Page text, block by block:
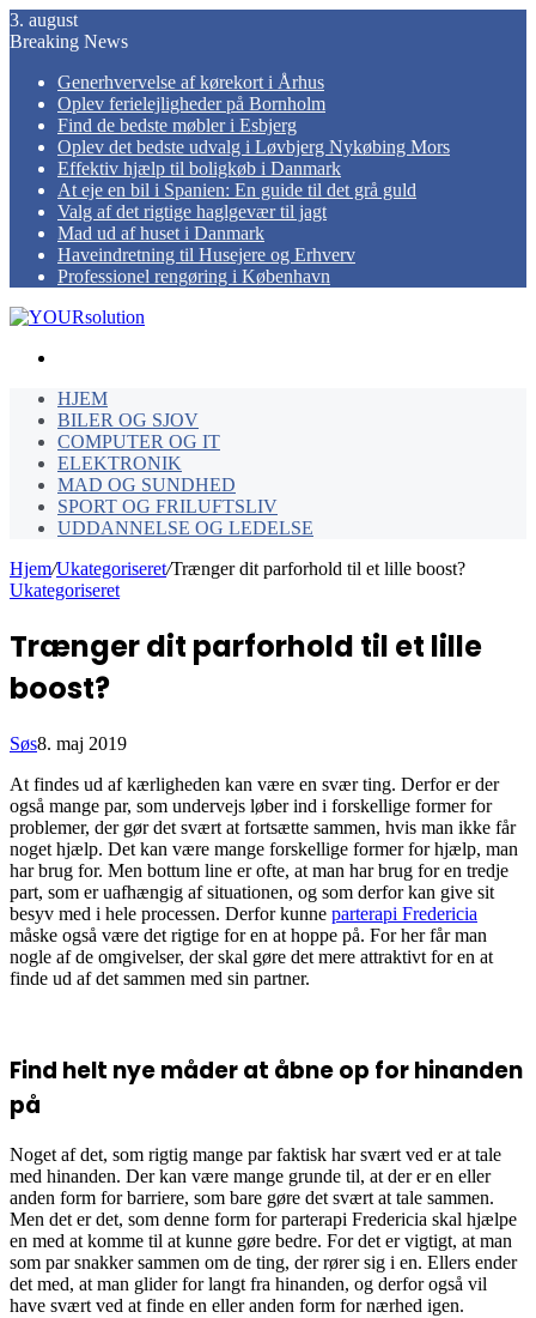
3. august
Breaking News
Generhvervelse af kørekort i Århus
Oplev ferielejligheder på Bornholm
Find de bedste møbler i Esbjerg
Oplev det bedste udvalg i Løvbjerg Nykøbing Mors
Effektiv hjælp til boligkøb i Danmark
At eje en bil i Spanien: En guide til det grå guld
Valg af det rigtige haglgevær til jagt
Mad ud af huset i Danmark
Haveindretning til Husejere og Erhverv
Professionel rengøring i København
HJEM
BILER OG SJOV
COMPUTER OG IT
ELEKTRONIK
MAD OG SUNDHED
SPORT OG FRILUFTSLIV
UDDANNELSE OG LEDELSE
Hjem/Ukategoriseret/Trænger dit parforhold til et lille boost?
Ukategoriseret
Trænger dit parforhold til et lille
boost?
Søs8. maj 2019
At findes ud af kærligheden kan være en svær ting. Derfor er der
også mange par, som undervejs løber ind i forskellige former for
problemer, der gør det svært at fortsætte sammen, hvis man ikke får
noget hjælp. Det kan være mange forskellige former for hjælp, man
har brug for. Men bottum line er ofte, at man har brug for en tredje
part, som er uafhængig af situationen, og som derfor kan give sit
besyv med i hele processen. Derfor kunne parterapi Fredericia
måske også være det rigtige for en at hoppe på. For her får man
nogle af de omgivelser, der skal gøre det mere attraktivt for en at
finde ud af det sammen med sin partner.
Find helt nye måder at åbne op for hinanden
på
Noget af det, som rigtig mange par faktisk har svært ved er at tale
med hinanden. Der kan være mange grunde til, at der er en eller
anden form for barriere, som bare gøre det svært at tale sammen.
Men det er det, som denne form for parterapi Fredericia skal hjælpe
en med at komme til at kunne gøre bedre. For det er vigtigt, at man
som par snakker sammen om de ting, der rører sig i en. Ellers ender
det med, at man glider for langt fra hinanden, og derfor også vil
have svært ved at finde en eller anden form for nærhed igen.